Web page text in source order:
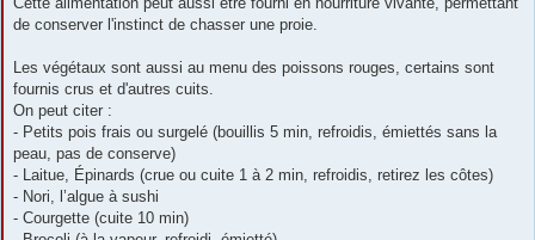
de conserver l'instinct de chasser une proie.
Les végétaux sont aussi au menu des poissons rouges, certains sont
fournis crus et d'autres cuits.
On peut citer :
- Petits pois frais ou surgelé (bouillis 5 min, refroidis, émiettés sans la
peau, pas de conserve)
- Laitue, Épinards (crue ou cuite 1 à 2 min, refroidis, retirez les côtes)
- Nori, l’algue à sushi
- Courgette (cuite 10 min)